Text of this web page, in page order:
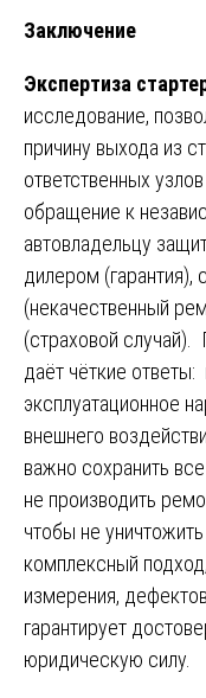
Заключение
Экспертиза
исследование,
причину выхода из
ответственных
обращение к
автовладельцу
дилером (гарантия),
(некачественный
(страховой
даёт чёткие
эксплуатационное
внешнего
важно сохранить
не производить
чтобы не
комплексный
измерения,
гарантирует
юридическую силу.